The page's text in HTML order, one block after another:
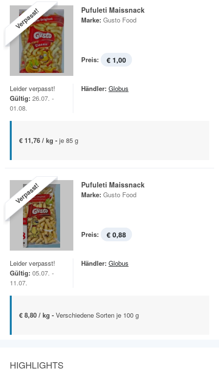
Verpasst! Pufuleti Maissnack
Marke: Gusto Food
Preis: € 1,00
Leider verpasst!
Gültig: 26.07. -
01.08.
Händler: Globus
€ 11,76 / kg - je 85 g
Verpasst! Pufuleti Maissnack
Marke: Gusto Food
Preis: € 0,88
Leider verpasst!
Gültig: 05.07. -
11.07.
Händler: Globus
€ 8,80 / kg - Verschiedene Sorten je 100 g
HIGHLIGHTS